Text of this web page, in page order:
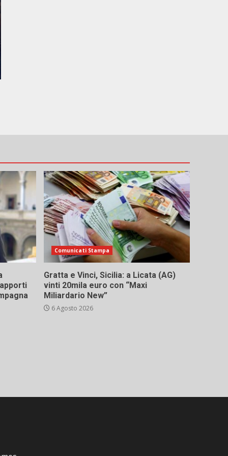
Comunicati Stampa
Gratta e Vinci, Sicilia: a Licata (AG)
vinti 20mila euro con “Maxi
Miliardario New”
6 Agosto 2026